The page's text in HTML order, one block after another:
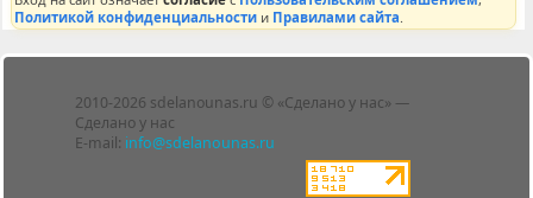
Политикой конфиденциальности и Правилами сайта
2010-2026 sdelanounas.ru © «Сделано у нас» —
Сделано у нас
E-mail: info@sdelanounas.ru
Блоги
Люди
Политика